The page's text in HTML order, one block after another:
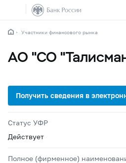
Участники финансового рынка
АО "СО
Статус УФР
Действует
Полное (фирменное)